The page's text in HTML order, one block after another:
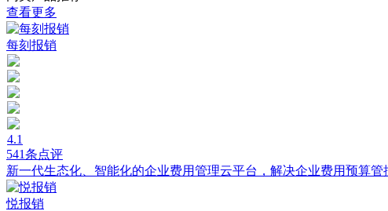
查看更多
每刻报销
4.1
541条点评
新一代生态化、智能化的企业费用管理云平台，解决企业费用预算管
悦报销